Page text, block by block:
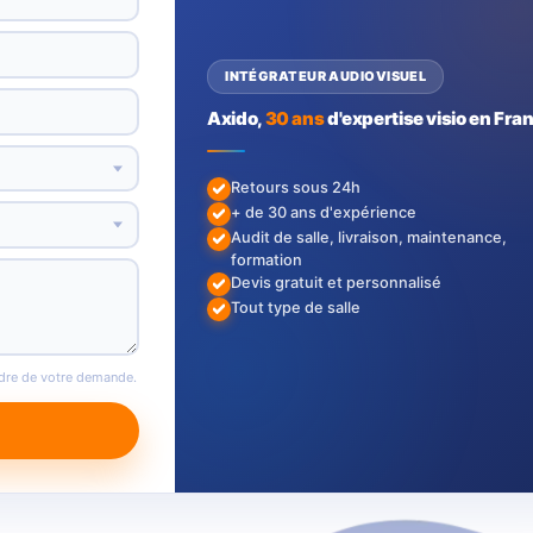
de votre demande.
INTÉGRATEUR AUDIOVISUEL
Axido,30 ansd'expertise visio en
Retours sous 24h
+ de 30 ans d'expérience
Audit de salle, livraison, maintenance,
formation
Devis gratuit et personnalisé
Tout type de salle